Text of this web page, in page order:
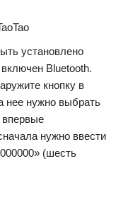
установлено
Bluetooth.
кнопку в
нее нужно выбрать
впервые
нужно ввести
(шесть